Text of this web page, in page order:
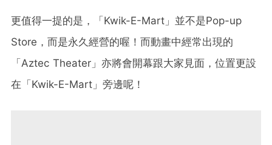
更值得一提的是，「Kwik-E-Mart」並不是Pop-up
Store，而是永久經營的喔！而動畫中經常出現的
「Aztec Theater」亦將會開幕跟大家見面，位置更設
在「Kwik-E-Mart」旁邊呢！